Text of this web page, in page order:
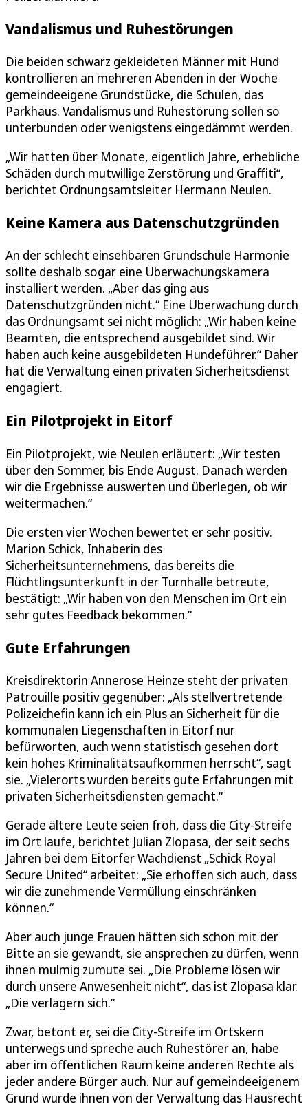
Vandalismus und Ruhestörungen
Die beiden schwarz gekleideten Männer mit Hund
kontrollieren an mehreren Abenden in der Woche
gemeindeeigene Grundstücke, die Schulen, das
Parkhaus. Vandalismus und Ruhestörung sollen so
unterbunden oder wenigstens eingedämmt werden.
„Wir hatten über Monate, eigentlich Jahre, erhebliche
Schäden durch mutwillige Zerstörung und Graffiti“,
berichtet Ordnungsamtsleiter Hermann Neulen.
Keine Kamera aus Datenschutzgründen
An der schlecht einsehbaren Grundschule Harmonie
sollte deshalb sogar eine Überwachungskamera
installiert werden. „Aber das ging aus
Datenschutzgründen nicht.“ Eine Überwachung durch
das Ordnungsamt sei nicht möglich: „Wir haben keine
Beamten, die entsprechend ausgebildet sind. Wir
haben auch keine ausgebildeten Hundeführer.“ Daher
hat die Verwaltung einen privaten Sicherheitsdienst
engagiert.
Ein Pilotprojekt in Eitorf
Ein Pilotprojekt, wie Neulen erläutert: „Wir testen
über den Sommer, bis Ende August. Danach werden
wir die Ergebnisse auswerten und überlegen, ob wir
weitermachen.“
Die ersten vier Wochen bewertet er sehr positiv.
Marion Schick, Inhaberin des
Sicherheitsunternehmens, das bereits die
Flüchtlingsunterkunft in der Turnhalle betreute,
bestätigt: „Wir haben von den Menschen im Ort ein
sehr gutes Feedback bekommen.“
Gute Erfahrungen
Kreisdirektorin Annerose Heinze steht der privaten
Patrouille positiv gegenüber: „Als stellvertretende
Polizeichefin kann ich ein Plus an Sicherheit für die
kommunalen Liegenschaften in Eitorf nur
befürworten, auch wenn statistisch gesehen dort
kein hohes Kriminalitätsaufkommen herrscht“, sagt
sie. „Vielerorts wurden bereits gute Erfahrungen mit
privaten Sicherheitsdiensten gemacht.“
Gerade ältere Leute seien froh, dass die City-Streife
im Ort laufe, berichtet Julian Zlopasa, der seit sechs
Jahren bei dem Eitorfer Wachdienst „Schick Royal
Secure United“ arbeitet: „Sie erhoffen sich auch, dass
wir die zunehmende Vermüllung einschränken
können.“
Aber auch junge Frauen hätten sich schon mit der
Bitte an sie gewandt, sie ansprechen zu dürfen, wenn
ihnen mulmig zumute sei. „Die Probleme lösen wir
durch unsere Anwesenheit nicht“, das ist Zlopasa klar.
„Die verlagern sich.“
Zwar, betont er, sei die City-Streife im Ortskern
unterwegs und spreche auch Ruhestörer an, habe
aber im öffentlichen Raum keine anderen Rechte als
jeder andere Bürger auch. Nur auf gemeindeeigenem
Grund wurde ihnen von der Verwaltung das Hausrecht